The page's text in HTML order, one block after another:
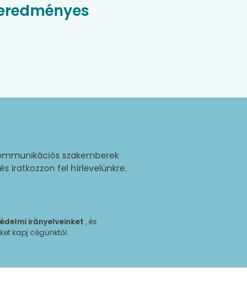
szakemberek
iratkozzon fel hírlevelünkre.
irányelveinket , és
kapj cégünktől.